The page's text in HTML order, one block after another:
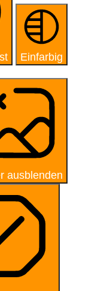
Einfarbig
ausblenden